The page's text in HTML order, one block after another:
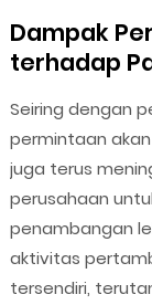
Dampak
terhadap
Seiring dengan
permintaan
juga terus
perusahaan
penambangan
aktivitas
tersendiri,